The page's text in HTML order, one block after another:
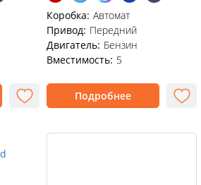
Коробка: Автомат
Привод: Передний
Двигатель: Бензин
Вместимость: 5
Подробнее